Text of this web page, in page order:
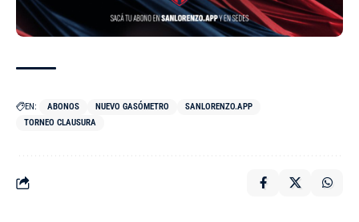
EN: ABONOS NUEVO GASÓMETRO
SANLORENZO.APP
TORNEO CLAUSURA